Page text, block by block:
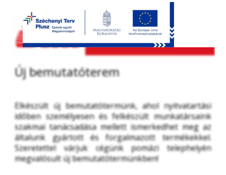
Új bemutatóterem
Elkészült új bemutatótermünk, ahol nyitvatartási
időben személyesen és felkészült munkatársaink
szakmai tanácsadása mellett ismerkedhet meg az
általunk gyártott és forgalmazott termékekkel.
Szeretettel várjuk cégünk pomázi telephelyén
megvalósult új bemutatótermünkben!